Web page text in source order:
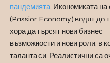
пандемията. Икономиката на
(Passion Economy) водят до
хора да търсят нови бизнес
възможности и нови роли, в
таланта си. Реалистични са